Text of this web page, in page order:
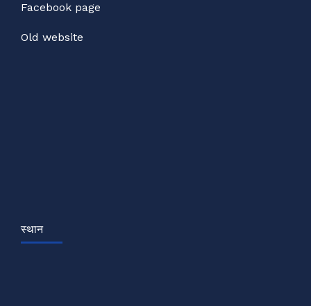
Facebook page
Old website
स्थान